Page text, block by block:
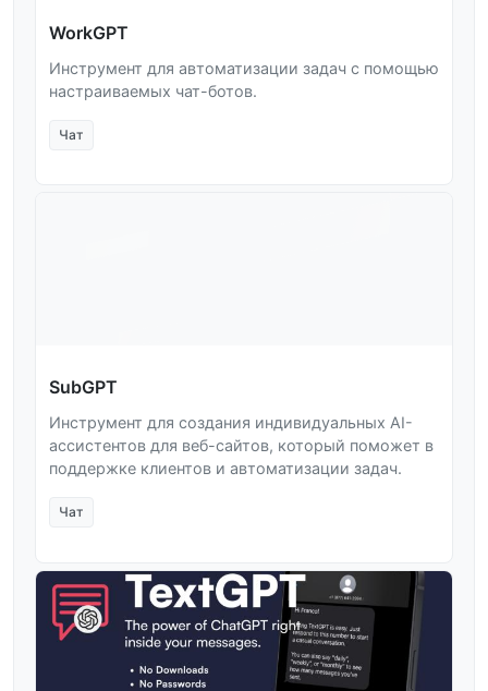
WorkGPT
Инструмент для автоматизации задач с помощью
настраиваемых чат-ботов.
Чат
SubGPT
Инструмент для создания индивидуальных AI-
ассистентов для веб-сайтов, который поможет в
поддержке клиентов и автоматизации задач.
Чат